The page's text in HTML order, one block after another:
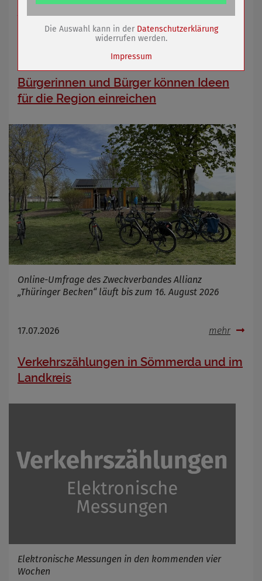
Bürgerinnen und Bürger können Ideen
für die Region einreichen
Online-Umfrage des Zweckverbandes Allianz
„Thüringer Becken“ läuft bis zum 16. August 2026
17.07.2026 mehr
Verkehrszählungen in Sömmerda und im
Landkreis
Elektronische Messungen in den kommenden vier
Wochen
bezüglich der Speicherung von Cookies.
Cookie Name
dywc
Cookie Laufzeit
1 Jahr
Name
Cookies die bei der Verwendung von
OpenStreetMaps gesetzt werden
Zweck
Marketing/Tracking
Cookie Name
_osm_totp_token
Cookie Laufzeit
Name
Cookies die bei der Verwendung von
OpenWeatherAPI gesetzt werden
Anbieter
Zweck
Cookie Name
Die Auswahl kann in der Datenschutzerklärung
widerrufen werden.
Impressum